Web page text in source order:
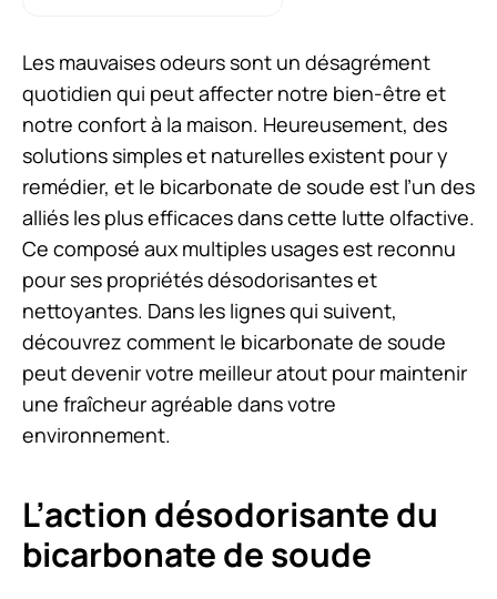
Les mauvaises odeurs sont un désagrément
quotidien qui peut affecter notre bien-être et
notre confort à la maison. Heureusement, des
solutions simples et naturelles existent pour y
remédier, et le bicarbonate de soude est l’un des
alliés les plus efficaces dans cette lutte olfactive.
Ce composé aux multiples usages est reconnu
pour ses propriétés désodorisantes et
nettoyantes. Dans les lignes qui suivent,
découvrez comment le bicarbonate de soude
peut devenir votre meilleur atout pour maintenir
une fraîcheur agréable dans votre
environnement.
L’action désodorisante du
bicarbonate de soude